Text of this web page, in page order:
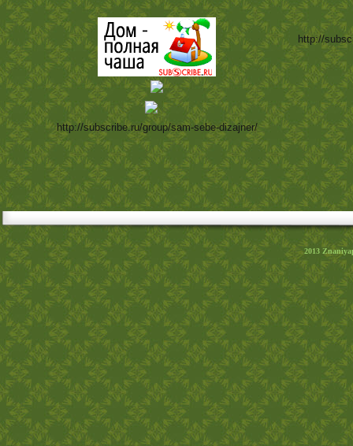
http://subscribe.ru/group/sam-sebe-dizajner/
http://
2013